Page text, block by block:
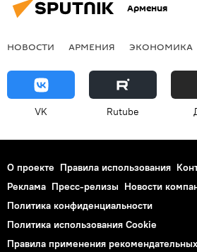
Армения
НОВОСТИ АРМЕНИЯ ЭКОНОМИКА
VK Rutube
О проекте Правила использования
Реклама Пресс-релизы Новости
Политика конфиденциальности
Политика использования Cookie
Правила применения рекомендательных